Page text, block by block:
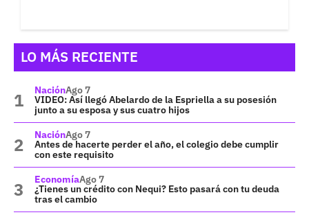
LO MÁS RECIENTE
NaciónAgo 7
VIDEO: Así llegó Abelardo de la Espriella a su posesión
junto a su esposa y sus cuatro hijos
NaciónAgo 7
Antes de hacerte perder el año, el colegio debe cumplir
con este requisito
EconomíaAgo 7
¿Tienes un crédito con Nequi? Esto pasará con tu deuda
tras el cambio